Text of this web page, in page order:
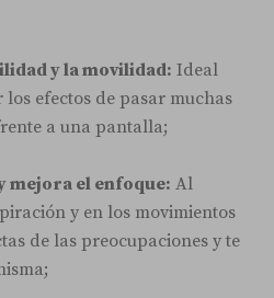
y la movilidad: Ideal
efectos de pasar muchas
a una pantalla;
mejora el enfoque: Al
y en los movimientos
de las preocupaciones y te